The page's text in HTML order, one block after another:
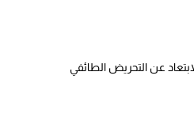
عن التحريض الطائفي